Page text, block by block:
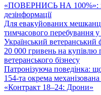
«ПОВЕРНИСЬ НА 100%»:
дезінформації
Для евакуйованих
тимчасового перебування
Український
20 000 гривень на купівлю
ветеранського бізнесу
Патронізуюча поведінка:
154-та окрема
«Контракт 18–24: Дрони»